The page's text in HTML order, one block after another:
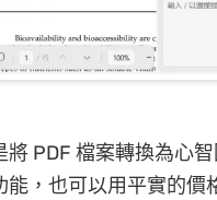
PDF 檔案轉換為心
，也可以用平實的價